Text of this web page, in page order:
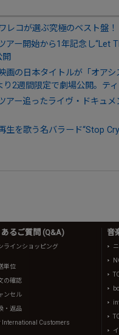
レコが選ぶ究極のベスト盤！
アー開始から1年記念し“Let
画の日本タイトルが「オア
り2週間限定で劇場公開。テ
アー追ったライヴ・ドキュ
生を歌う名バラード“Stop
あるご質問 (Q&A)
ラインショッピング
単位
の確認
ンセル
・返品
International Customers
音